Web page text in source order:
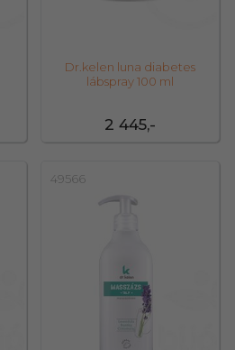
2 445,-
Dr.kelen luna diabetes
lábspray 100 ml
49566